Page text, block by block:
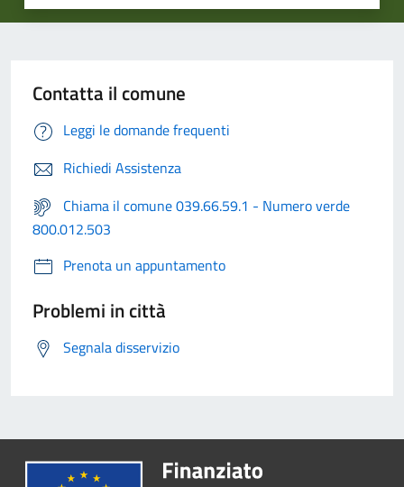
Contatta il comune
Leggi le domande frequenti
Richiedi Assistenza
Chiama il comune 039.66.59.1 - Numero verde
800.012.503
Prenota un appuntamento
Problemi in città
Segnala disservizio